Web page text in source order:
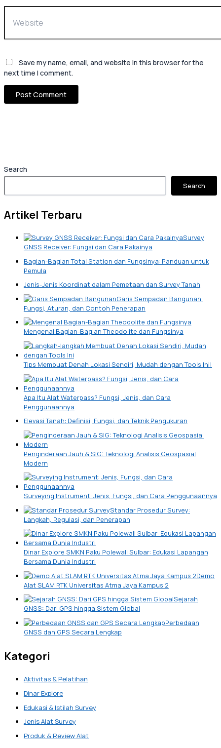
Search
Search
Artikel Terbaru
Survey
GNSS Receiver: Fungsi dan Cara Pakainya
Bagian-Bagian Total Station dan Fungsinya: Panduan untuk
Pemula
Jenis-Jenis Koordinat dalam Pemetaan dan Survey Tanah
Garis Sempadan Bangunan:
Fungsi, Aturan, dan Contoh Penerapan
Mengenal Bagian-Bagian Theodolite dan Fungsinya
Tips Membuat Denah Lokasi Sendiri, Mudah dengan Tools Ini!
Apa Itu Alat Waterpass? Fungsi, Jenis, dan Cara
Penggunaannya
Elevasi Tanah: Definisi, Fungsi, dan Teknik Pengukuran
Penginderaan Jauh & SIG: Teknologi Analisis Geospasial
Modern
Surveying Instrument: Jenis, Fungsi, dan Cara Penggunaannya
Standar Prosedur Survey:
Langkah, Regulasi, dan Penerapan
Dinar Explore SMKN Paku Polewali Sulbar: Edukasi Lapangan
Bersama Dunia Industri
Demo
Alat SLAM RTK Universitas Atma Jaya Kampus 2
Sejarah
GNSS: Dari GPS hingga Sistem Global
Perbedaan
GNSS dan GPS Secara Lengkap
Kategori
Aktivitas & Pelatihan
Dinar Explore
Edukasi & Istilah Survey
Jenis Alat Survey
Produk & Review Alat
Save my name, email, and website in this browser for the
next time I comment.